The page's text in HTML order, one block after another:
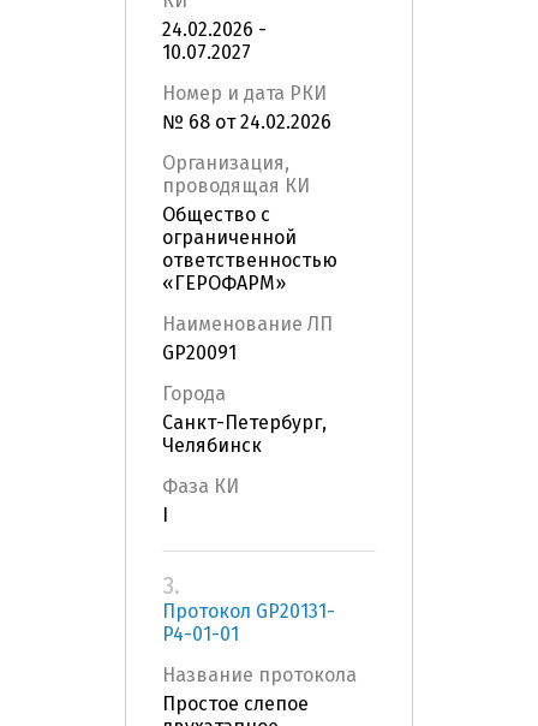
24.02.2026 -
10.07.2027
Номер и дата РКИ
№ 68 от 24.02.2026
Организация,
проводящая КИ
Общество с
ограниченной
ответственностью
«ГЕРОФАРМ»
Наименование ЛП
GP20091
Города
Санкт-Петербург,
Челябинск
Фаза КИ
3.
Протокол GP20131-
P4-01-01
Название протокола
Простое слепое